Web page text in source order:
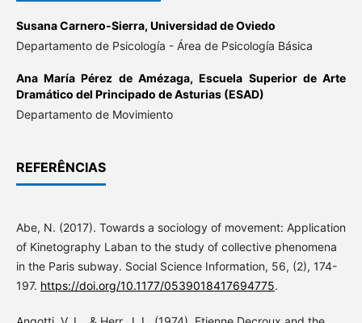
Susana Carnero-Sierra, Universidad de Oviedo
Departamento de Psicología - Área de Psicología Básica
Ana María Pérez de Amézaga,Escuela Superior de Arte
Dramático del Principado de Asturias (ESAD)
Departamento de Movimiento
REFERÊNCIAS
Abe, N. (2017). Towards a sociology of movement: Application
of Kinetography Laban to the study of collective phenomena
in the Paris subway. Social Science Information, 56, (2), 174-
197. https://doi.org/10.1177/0539018417694775.